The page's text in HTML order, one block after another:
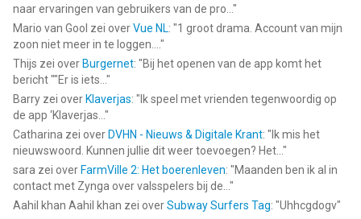
naar ervaringen van gebruikers van de pro... "
Mario van Gool zei overVue NL: "1 groot drama. Account van mijn
zoon niet meer in te loggen.... "
Thijs zei over Burgernet: "Bij het openen van de app komt het
bericht ""Er is iets... "
Barry zei over Klaverjas: " Ik speel met vrienden tegenwoordig op
de app ‘Klaverjas... "
Catharina zei over DVHN - Nieuws & Digitale Krant: " Ik mis het
nieuwswoord. Kunnen jullie dit weer toevoegen? Het... "
sara zei over FarmVille 2: Het boerenleven: "Maanden ben ik al in
contact met Zynga over valsspelers bij de... "
Aahil khan Aahil khan zei overSubway Surfers Tag: "Uhhcgdogv"